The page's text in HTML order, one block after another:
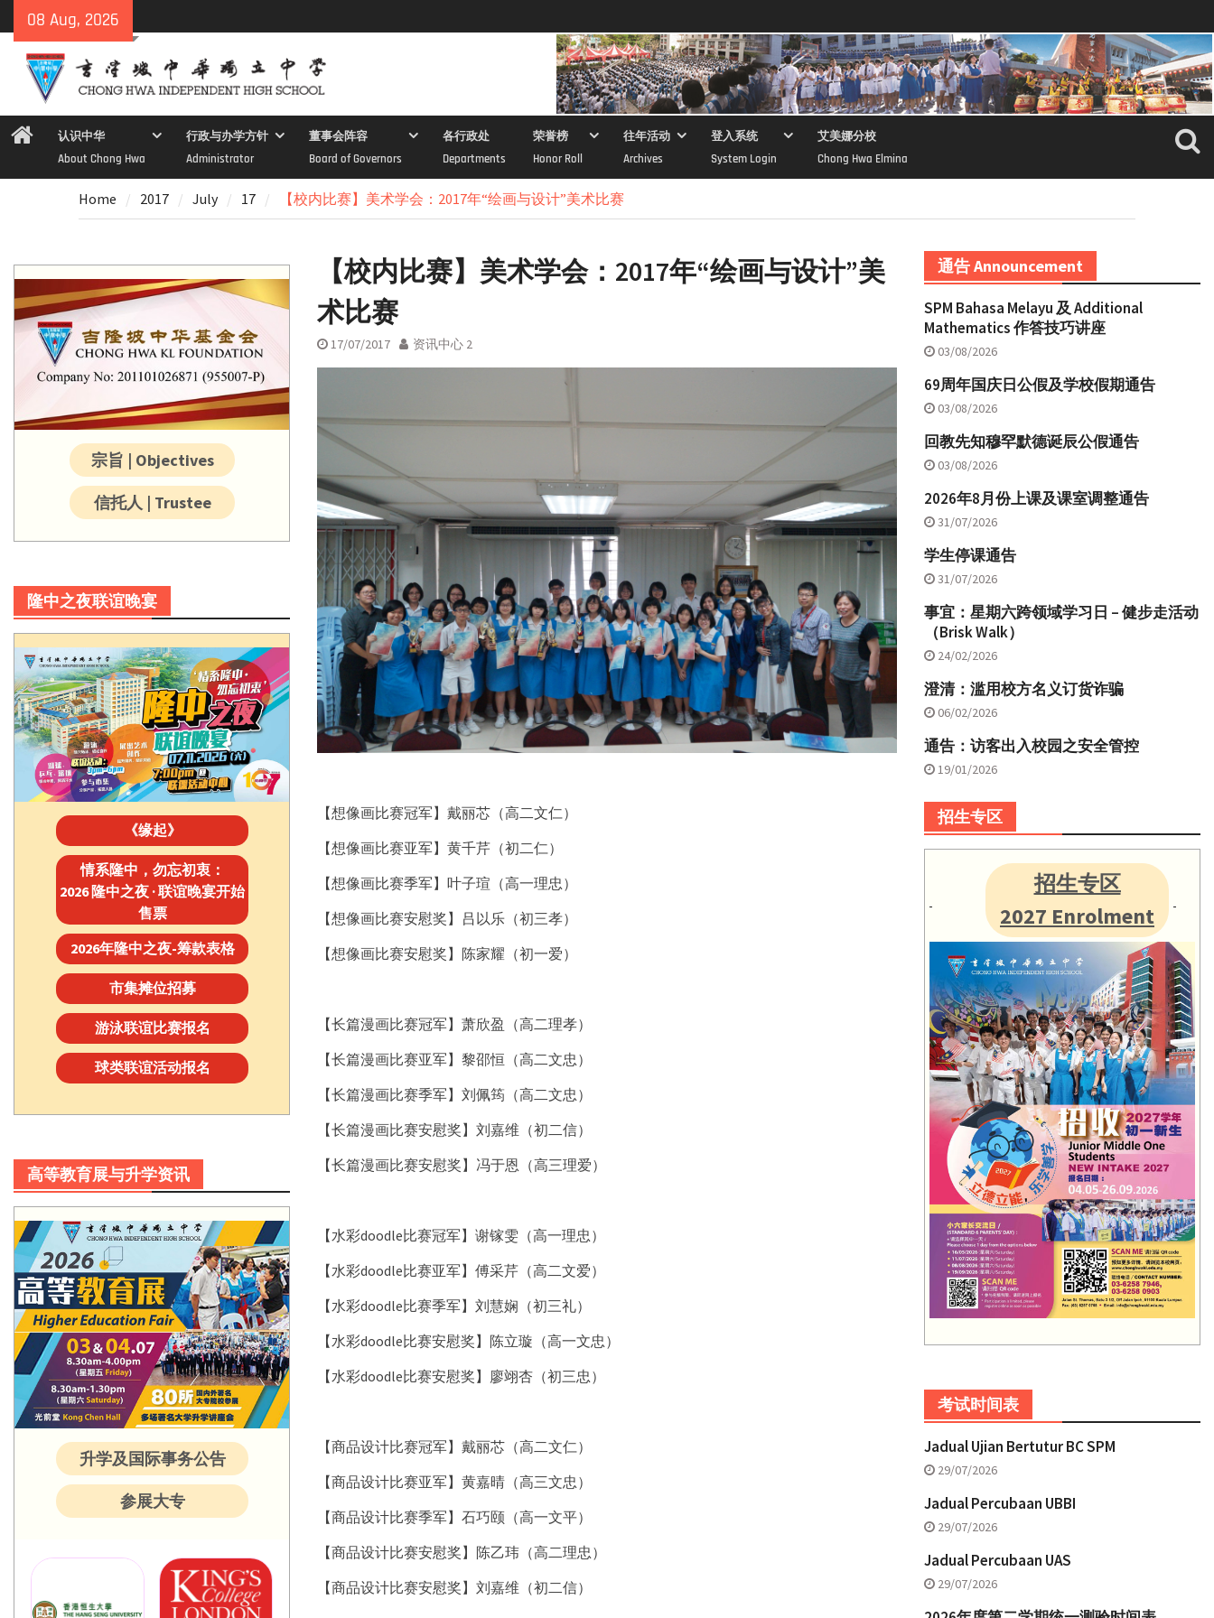
to
content
08 Aug, 2026
Home认识中华
About Chong Hwa
行政与办学方针
Administrator
董事会阵容
Board of Governors
各行政处
Departments
荣誉榜
Honor Roll
往年活动
Archives
登入系统
System Login
艾美娜分校
Chong Hwa Elmina
Home 2017 July 17 【校内比赛】美术学会：2017年“绘画与设计”美术比赛
【校内比赛】美术学会：2017年“绘画与设计”美
术比赛
17/07/2017 资讯中心 2
【想像画比赛冠军】戴丽芯（高二文仁）
【想像画比赛亚军】黄千芹（初二仁）
【想像画比赛季军】叶子瑄（高一理忠）
【想像画比赛安慰奖】吕以乐（初三孝）
【想像画比赛安慰奖】陈家耀（初一爱）
【长篇漫画比赛冠军】萧欣盈（高二理孝）
【长篇漫画比赛亚军】黎邵恒（高二文忠）
【长篇漫画比赛季军】刘佩筠（高二文忠）
【长篇漫画比赛安慰奖】刘嘉维（初二信）
【长篇漫画比赛安慰奖】冯于恩（高三理爱）
【水彩doodle比赛冠军】谢镓雯（高一理忠）
【水彩doodle比赛亚军】傅采芹（高二文爱）
【水彩doodle比赛季军】刘慧娴（初三礼）
【水彩doodle比赛安慰奖】陈立璇（高一文忠）
【水彩doodle比赛安慰奖】廖翊杏（初三忠）
【商品设计比赛冠军】戴丽芯（高二文仁）
【商品设计比赛亚军】黄嘉晴（高三文忠）
【商品设计比赛季军】石巧颐（高一文平）
【商品设计比赛安慰奖】陈乙玮（高二理忠）
【商品设计比赛安慰奖】刘嘉维（初二信）
通告 Announcement
SPM Bahasa Melayu 及 Additional
Mathematics 作答技巧讲座
03/08/2026
69周年国庆日公假及学校假期通告
03/08/2026
回教先知穆罕默德诞辰公假通告
03/08/2026
2026年8月份上课及课室调整通告
31/07/2026
学生停课通告
31/07/2026
事宜：星期六跨领域学习日 – 健步走活动
（Brisk Walk）
24/02/2026
澄清：滥用校方名义订货诈骗
06/02/2026
通告：访客出入校园之安全管控
19/01/2026
招生专区
招生专区
2027 Enrolment
考试时间表
Jadual Ujian Bertutur BC SPM
29/07/2026
Jadual Percubaan UBBI
29/07/2026
Jadual Percubaan UAS
29/07/2026
宗旨 | Objectives
信托人 | Trustee
隆中之夜联谊晚宴
《缘起》
情系隆中，勿忘初衷：
2026 隆中之夜 · 联谊晚宴开始
售票
2026年隆中之夜-筹款表格
市集摊位招募
游泳联谊比赛报名
球类联谊活动报名
高等教育展与升学资讯
升学及国际事务公告
参展大专